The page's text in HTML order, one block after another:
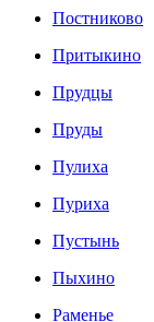
Постниково
Притыкино
Прудцы
Пруды
Пулиха
Пуриха
Пустынь
Пыхино
Раменье